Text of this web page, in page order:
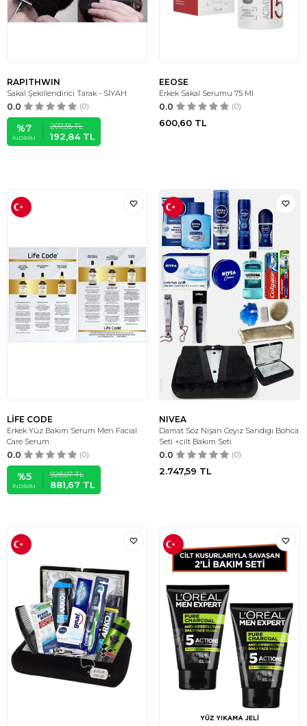
RAPITHWIN
Sakal Şekillendirici Tarak - SİYAH
0.0 (0)
%7
İNDIRIM
207,35TL
192,84TL
EEOSE
Erkek Sakal Serumu 75 Ml
0.0 (0)
600,60 TL
LİFE CODE
Erkek Yüz Bakım Serum Men Facıal
Care Serum
0.0 (0)
%5
İNDIRIM
928,07TL
881,67 TL
NIVEA
Damat Söz Nişan Ceyız Sandıgı Bohca
Seti +cilt Bakım Seti
0.0 (0)
2.747,59 TL